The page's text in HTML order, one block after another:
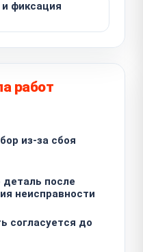
фиксация
работ
из-за сбоя
после
неисправности
согласуется до